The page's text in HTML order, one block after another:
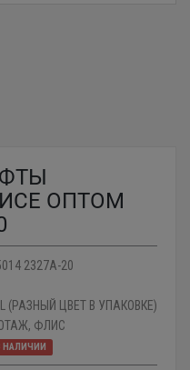
ОПТОМ
2327A-20
(РАЗНЫЙ ЦВЕТ В УПАКОВКЕ)
ФЛИС
НАЛИЧИИ